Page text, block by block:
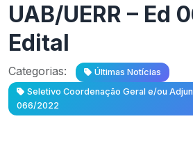
UAB/UERR – Ed
Edital
Categorias:
Últimas Notícias
Seletivo Coordenação Geral e/ou
066/2022